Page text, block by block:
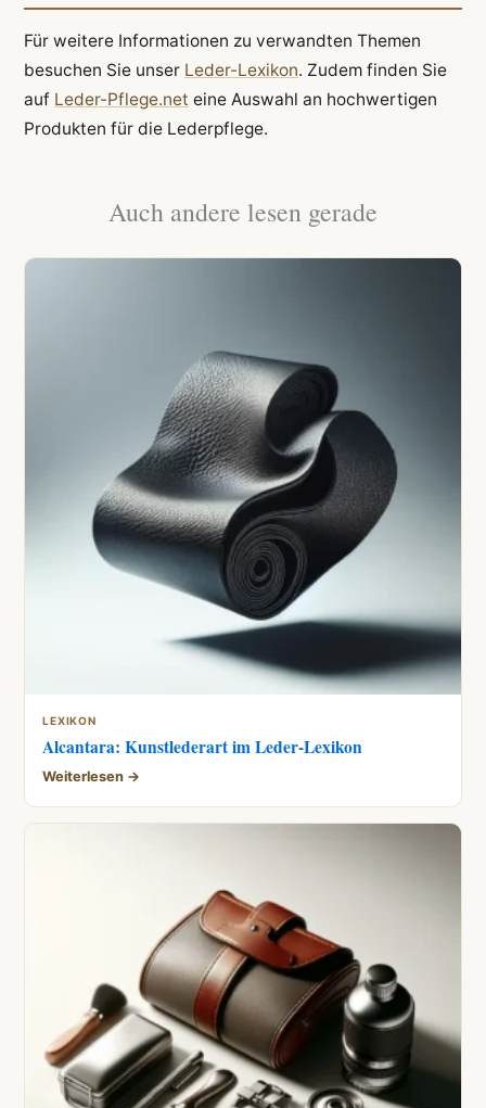
Für weitere Informationen zu verwandten Themen
besuchen Sie unser Leder-Lexikon. Zudem finden Sie
auf Leder-Pflege.net eine Auswahl an hochwertigen
Produkten für die Lederpflege.
Auch andere lesen gerade
LEXIKON
Alcantara: Kunstlederart im Leder-Lexikon
Weiterlesen →